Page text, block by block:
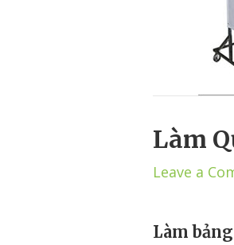
Làm
Leave a
Làm b